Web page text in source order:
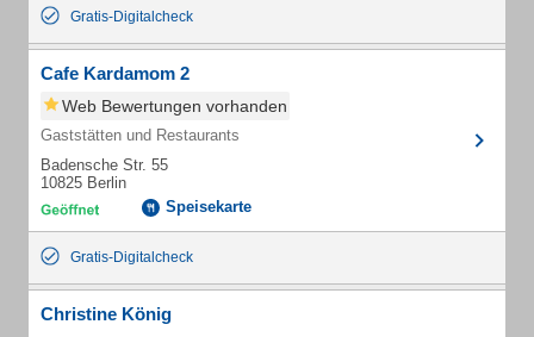
Gratis-Digitalcheck
Cafe Kardamom 2
Web Bewertungen vorhanden
Gaststätten und Restaurants
Badensche Str. 55
10825 Berlin
Speisekarte
Gratis-Digitalcheck
Christine König